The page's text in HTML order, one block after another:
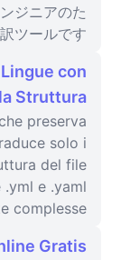
ジニアのた
ツールです。
con
Struttura
preserva
solo i
del file
e .yaml
complesse.
Gratis